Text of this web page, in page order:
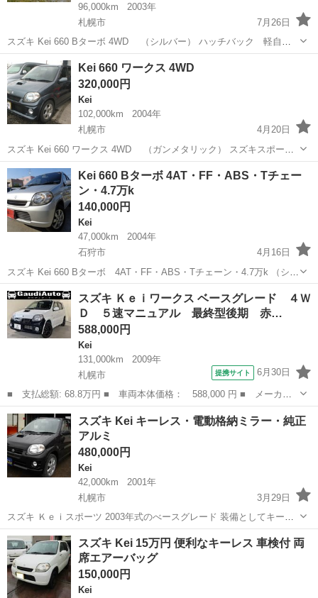
96,000km
2003年
札幌市
7月26日
スズキ Kei 660 Bターボ 4WD （シルバー） ハッチバック 軽自動
車 本体価格 200,000円 支払総額 280,000円 年式(初度登録
年):2003(H15) 走行距離:9.6万km 修復歴:なし リ...
北海道 札幌市 法定
Kei 660 ワークス 4WD
320,000円
Kei
102,000km
2004年
札幌市
4月20日
スズキ Kei 660 ワークス 4WD （ガンメタリック） スズキスポーツ
足廻りにインタークーラー！ ブーストコントローラーもついてま
す！ 年式(初度登録年):2004(H16)、 走行距離:10.2万km、 修復歴...
北海道 札幌市 ワークス
Kei 660 Bターボ 4AT・FF・ABS・Tチェー
ン・4.7万k
140,000円
Kei
47,000km
2004年
石狩市
4月16日
スズキ Kei 660 Bターボ 4AT・FF・ABS・Tチェーン・4.7万k （シル
バーメタリック） さびも少なく、内外装綺麗です！ 格安・支払総額
25万円でご用意しました！ 年式(初度登録年):2004(H16)、...
北海道 石狩市 Kei
スズキ Ｋｅｉワークス ベースグレード ４Ｗ
Ｄ ５速マニュアル 最終型後期 赤…
588,000円
Kei
131,000km
2009年
札幌市
提携サイト 6月30日
■ 支払総額: 68.8万円 ■ 車両本体価格： 588,000 円 ■ メーカー
名： スズキ ■ 車種名： Ｋｅｉワークス ■ グレード名： ベー
スグレード ４ＷＤ ５速マニュアル 最終型後期 赤黒レカロシー
ト 禁煙車 ...
北海道 札幌市 Kei
スズキ Kei キーレス・電動格納ミラー・純正
アルミ
480,000円
Kei
42,000km
2001年
札幌市
3月29日
スズキ Ｋｅｉスポーツ 2003年式のべースグレード 装備としてキーレ
ス ＣＤ ＡＢＳ Ｗエアバック 純正アルミ プライバシーガラ
ス ヒートシーターです。 低走行4.2万㎞ 年式(初度登録) 平成13年 走
行 ...
北海道 札幌市 Kei 買取
スズキ Kei 15万円 便利なキーレス 車検付 両
席エアーバッグ
150,000円
Kei